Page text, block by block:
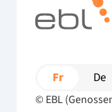
© EBL
Fr De